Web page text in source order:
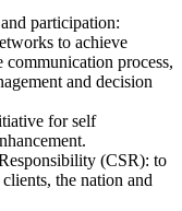
participation:
to achieve
communication process,
and decision
for self
(CSR): to
the nation and